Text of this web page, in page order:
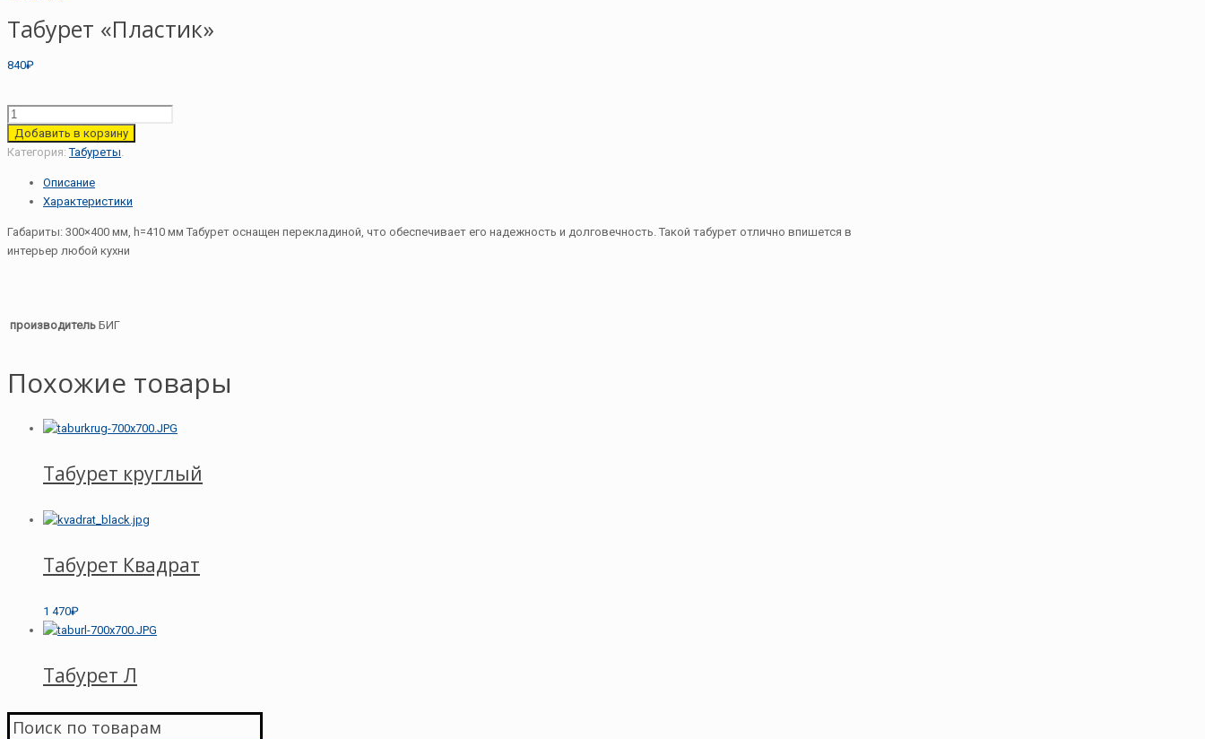
Табурет «Пластик»
840₽
Добавить в корзину
Категория:Табуреты
Описание
Характеристики
Габариты: 300×400 мм, h=410 мм Табурет оснащен перекладиной, что обеспечивает его надежность и долговечность. Такой табурет отлично впишется в
интерьер любой кухни
производитель БИГ
Похожие товары
Табурет круглый
Табурет Квадрат
1 470₽
Табурет Л
Поиск по товарам